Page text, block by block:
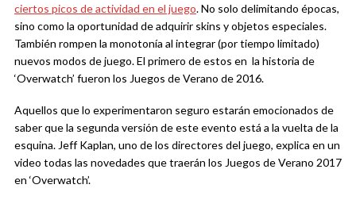
ciertos picos de actividad en el juego. No solo delimitando épocas,
sino como la oportunidad de adquirir skins y objetos especiales.
También rompen la monotonía al integrar (por tiempo limitado)
nuevos modos de juego. El primero de estos en la historia de
‘Overwatch’ fueron los Juegos de Verano de 2016.
Aquellos que lo experimentaron seguro estarán emocionados de
saber que la segunda versión de este evento está a la vuelta de la
esquina. Jeff Kaplan, uno de los directores del juego, explica en un
video todas las novedades que traerán los Juegos de Verano 2017
en ‘Overwatch’.